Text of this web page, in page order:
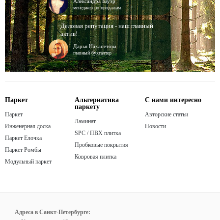
менеджер по продажам
Деловая репутация - наш главный
актив!
Дарья Нахапетова
главный бухгалтер
Паркет
Паркет
Инженерная доска
Паркет Елочка
Паркет Ромбы
Модульный паркет
Альтернатива
паркету
Ламинат
SPC / ПВХ плитка
Пробковые покрытия
Ковровая плитка
С нами интересно
Авторские статьи
Новости
Адреса в Санкт-Петербурге: